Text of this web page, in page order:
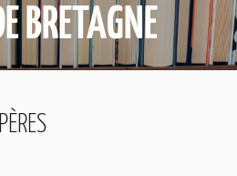
BRETAGNE